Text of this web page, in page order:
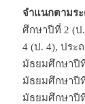
จำแนกตามร
ศึกษาปีที่ 2 (ป
4 (ป. 4), ประ
มัธยมศึกษาปี
มัธยมศึกษาปี
มัธยมศึกษาปี